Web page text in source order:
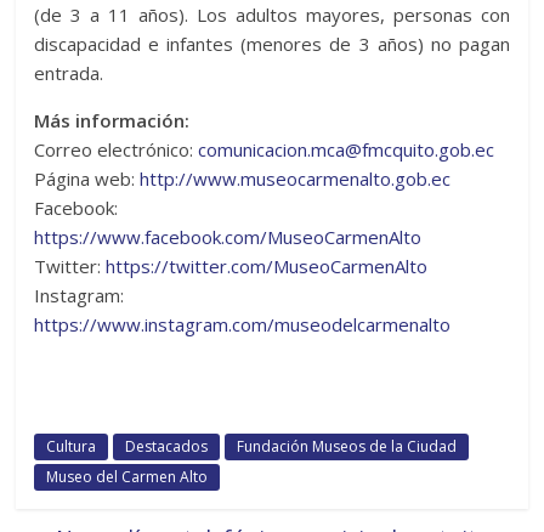
(de 3 a 11 años). Los adultos mayores, personas con
discapacidad e infantes (menores de 3 años) no pagan
entrada.
Más información:
Correo electrónico:comunicacion.mca@fmcquito.gob.ec
Página web:http://www.museocarmenalto.gob.ec
Facebook:
https://www.facebook.com/MuseoCarmenAlto
Twitter:https://twitter.com/MuseoCarmenAlto
Instagram:
https://www.instagram.com/museodelcarmenalto
Cultura Destacados
Fundación Museos de la Ciudad
Museo del Carmen Alto